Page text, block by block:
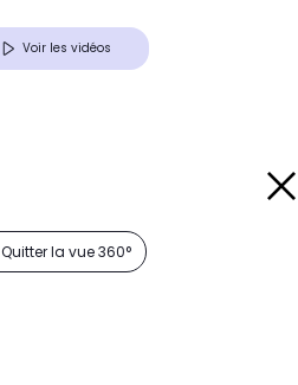
Voir les vidéos
Quitter la vue 360°